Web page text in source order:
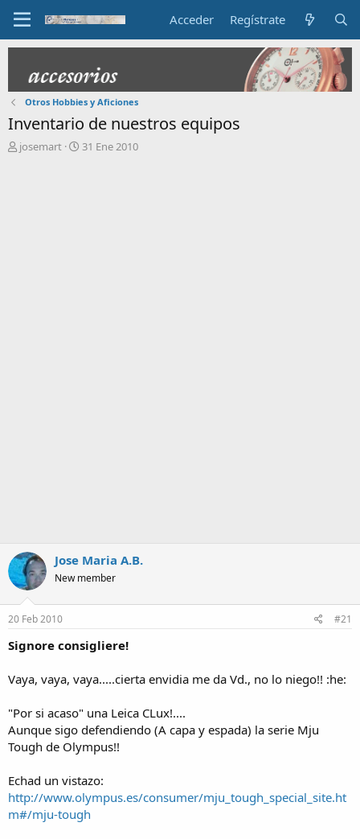
Acceder Regístrate
Otros Hobbies y Aficiones
Inventario de nuestros equipos
Ijosemart
F
31 Ene 2010
Jose Maria A.B.
New member
20 Feb 2010 #21
Signore consigliere!
Vaya, vaya, vaya.....cierta envidia me da Vd., no lo niego!! :he:
"Por si acaso" una Leica CLux!....
Aunque sigo defendiendo (A capa y espada) la serie Mju
Tough de Olympus!!
Echad un vistazo:
http://www.olympus.es/consumer/mju_tough_special_site.ht
m#/mju-tough